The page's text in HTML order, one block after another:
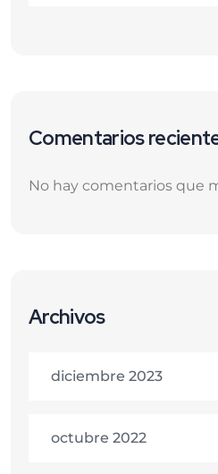
Comentarios
No hay comentarios que
Archivos
diciembre 2023
octubre 2022